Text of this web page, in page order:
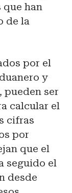
que han
de la
por el
y
pueden ser
calcular el
cifras
por
que el
seguido el
desde